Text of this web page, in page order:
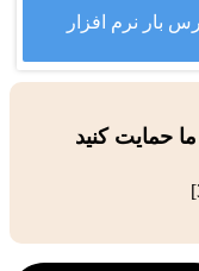
بار نرم افزار
حمایت کنید
]